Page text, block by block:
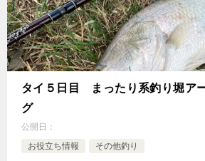
タイ５日目 まったり系釣り堀ア
グ
公開日：
お役立ち情報
その他釣り